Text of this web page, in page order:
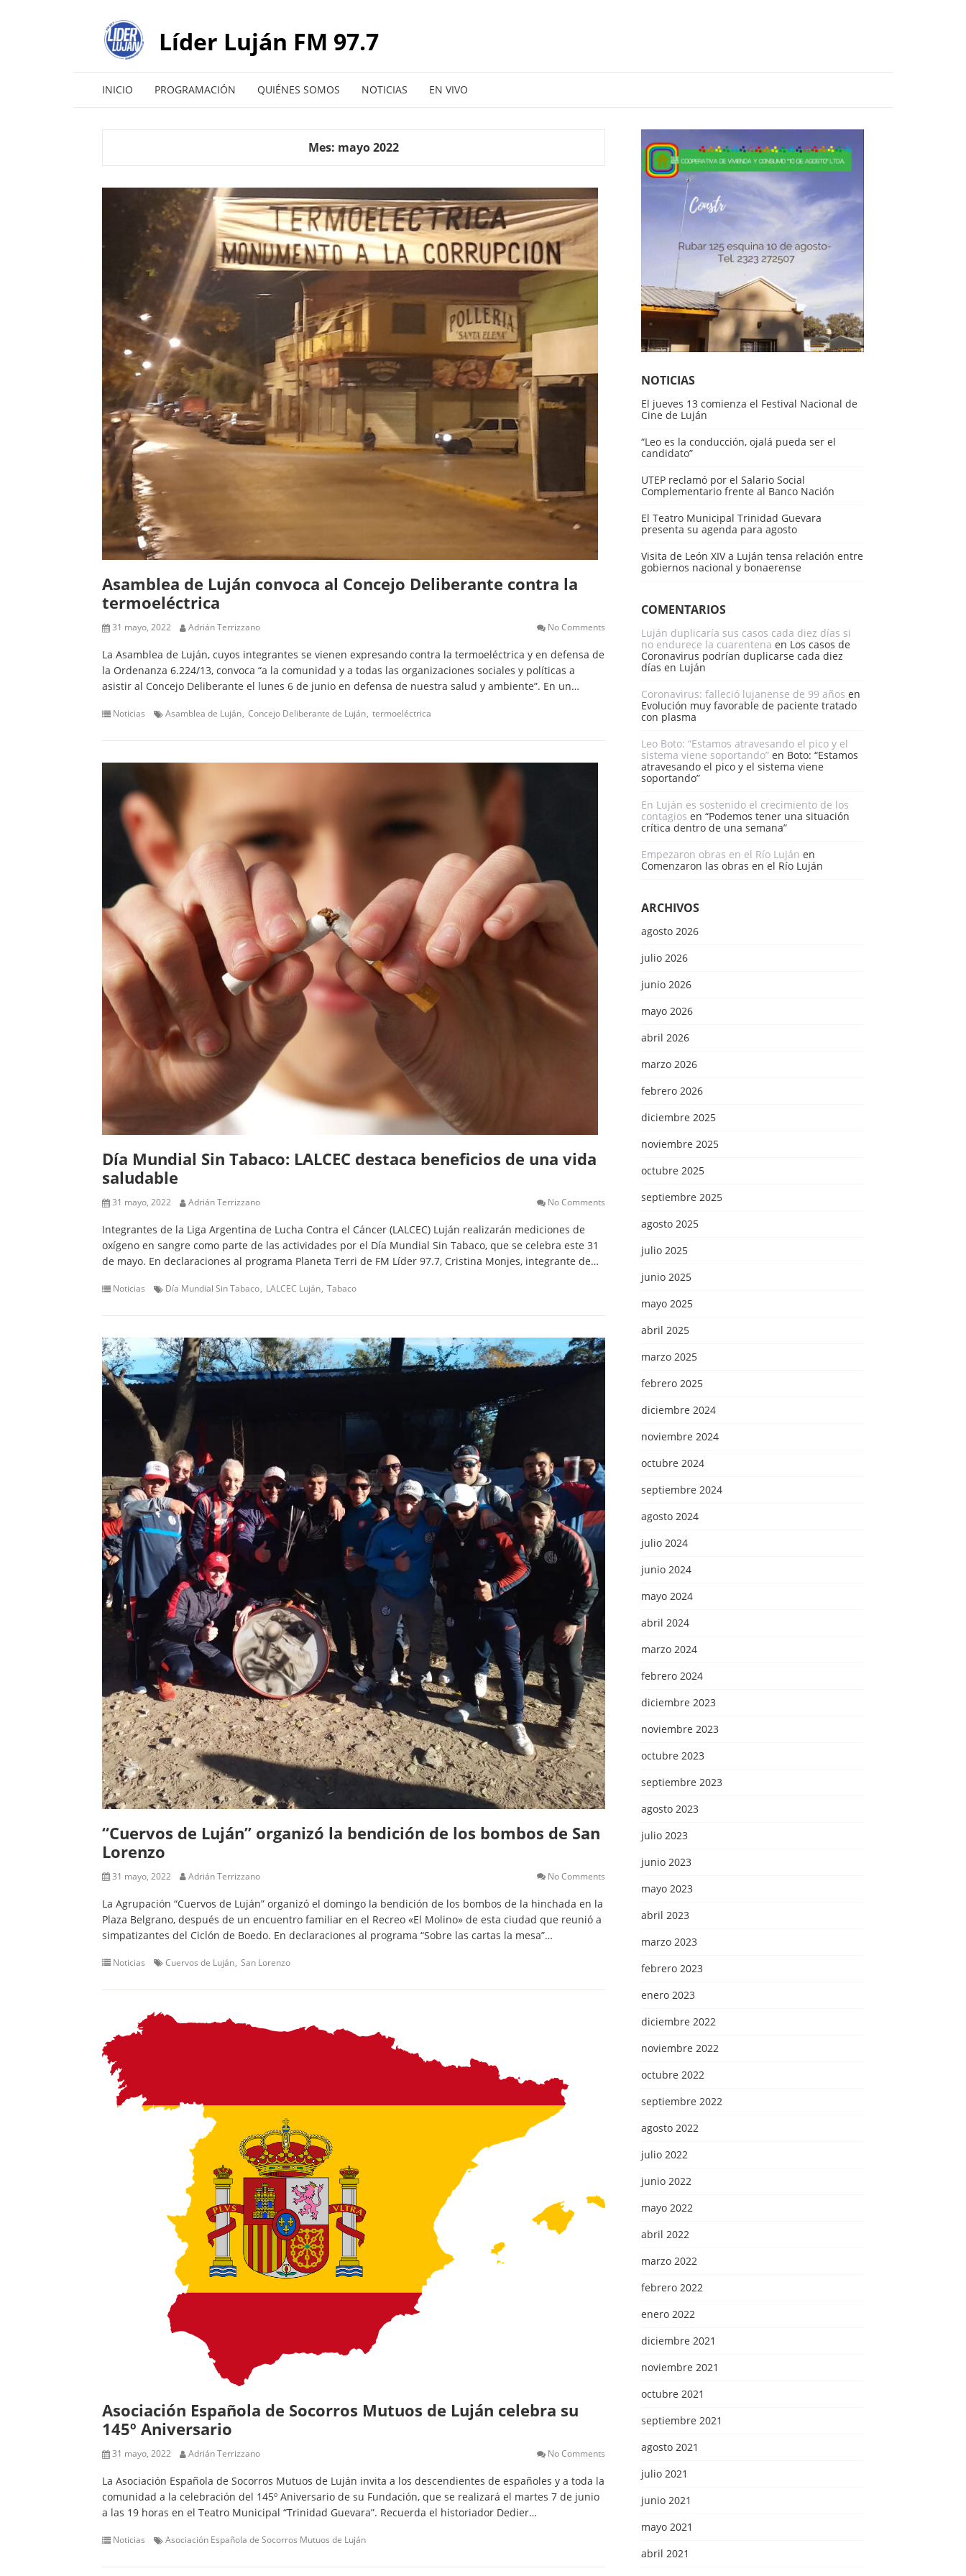
Líder Luján FM 97.7
INICIO PROGRAMACIÓN QUIÉNES SOMOS NOTICIAS EN VIVO
Mes: mayo 2022
Asamblea de Luján convoca al Concejo Deliberante contra la
termoeléctrica
31 mayo, 2022 Adrián Terrizzano No Comments
La Asamblea de Luján, cuyos integrantes se vienen expresando contra la termoeléctrica y en defensa de
la Ordenanza 6.224/13, convoca “a la comunidad y a todas las organizaciones sociales y políticas a
asistir al Concejo Deliberante el lunes 6 de junio en defensa de nuestra salud y ambiente”. En un…
Noticias Asamblea de Luján Concejo Deliberante de Luján termoeléctrica
Día Mundial Sin Tabaco: LALCEC destaca beneficios de una vida
saludable
31 mayo, 2022 Adrián Terrizzano No Comments
Integrantes de la Liga Argentina de Lucha Contra el Cáncer (LALCEC) Luján realizarán mediciones de
oxígeno en sangre como parte de las actividades por el Día Mundial Sin Tabaco, que se celebra este 31
de mayo. En declaraciones al programa Planeta Terri de FM Líder 97.7, Cristina Monjes, integrante de…
Noticias Día Mundial Sin Tabaco LALCEC Luján Tabaco
“Cuervos de Luján” organizó la bendición de los bombos de San
Lorenzo
31 mayo, 2022 Adrián Terrizzano No Comments
La Agrupación “Cuervos de Luján” organizó el domingo la bendición de los bombos de la hinchada en la
Plaza Belgrano, después de un encuentro familiar en el Recreo «El Molino» de esta ciudad que reunió a
simpatizantes del Ciclón de Boedo. En declaraciones al programa “Sobre las cartas la mesa”…
Noticias Cuervos de Luján San Lorenzo
Asociación Española de Socorros Mutuos de Luján celebra su
145º Aniversario
31 mayo, 2022 Adrián Terrizzano No Comments
La Asociación Española de Socorros Mutuos de Luján invita a los descendientes de españoles y a toda la
comunidad a la celebración del 145º Aniversario de su Fundación, que se realizará el martes 7 de junio
a las 19 horas en el Teatro Municipal “Trinidad Guevara”. Recuerda el historiador Dedier…
Noticias Asociación Española de Socorros Mutuos de Luján
NOTICIAS
El jueves 13 comienza el Festival Nacional de
Cine de Luján
“Leo es la conducción, ojalá pueda ser el
candidato”
UTEP reclamó por el Salario Social
Complementario frente al Banco Nación
El Teatro Municipal Trinidad Guevara
presenta su agenda para agosto
Visita de León XIV a Luján tensa relación entre
gobiernos nacional y bonaerense
COMENTARIOS
Luján duplicaría sus casos cada diez días si
no endurece la cuarentena en Los casos de
Coronavirus podrían duplicarse cada diez
días en Luján
Coronavirus: falleció lujanense de 99 años en
Evolución muy favorable de paciente tratado
con plasma
Leo Boto: “Estamos atravesando el pico y el
sistema viene soportando” en Boto: “Estamos
atravesando el pico y el sistema viene
soportando”
En Luján es sostenido el crecimiento de los
contagios en “Podemos tener una situación
crítica dentro de una semana”
Empezaron obras en el Río Luján en
Comenzaron las obras en el Río Luján
ARCHIVOS
agosto 2026
julio 2026
junio 2026
mayo 2026
abril 2026
marzo 2026
febrero 2026
diciembre 2025
noviembre 2025
octubre 2025
septiembre 2025
agosto 2025
julio 2025
junio 2025
mayo 2025
abril 2025
marzo 2025
febrero 2025
diciembre 2024
noviembre 2024
octubre 2024
septiembre 2024
agosto 2024
julio 2024
junio 2024
mayo 2024
abril 2024
marzo 2024
febrero 2024
diciembre 2023
noviembre 2023
octubre 2023
septiembre 2023
agosto 2023
julio 2023
junio 2023
mayo 2023
abril 2023
marzo 2023
febrero 2023
enero 2023
diciembre 2022
noviembre 2022
octubre 2022
septiembre 2022
agosto 2022
julio 2022
junio 2022
mayo 2022
abril 2022
marzo 2022
febrero 2022
enero 2022
diciembre 2021
noviembre 2021
octubre 2021
septiembre 2021
agosto 2021
julio 2021
junio 2021
mayo 2021
abril 2021